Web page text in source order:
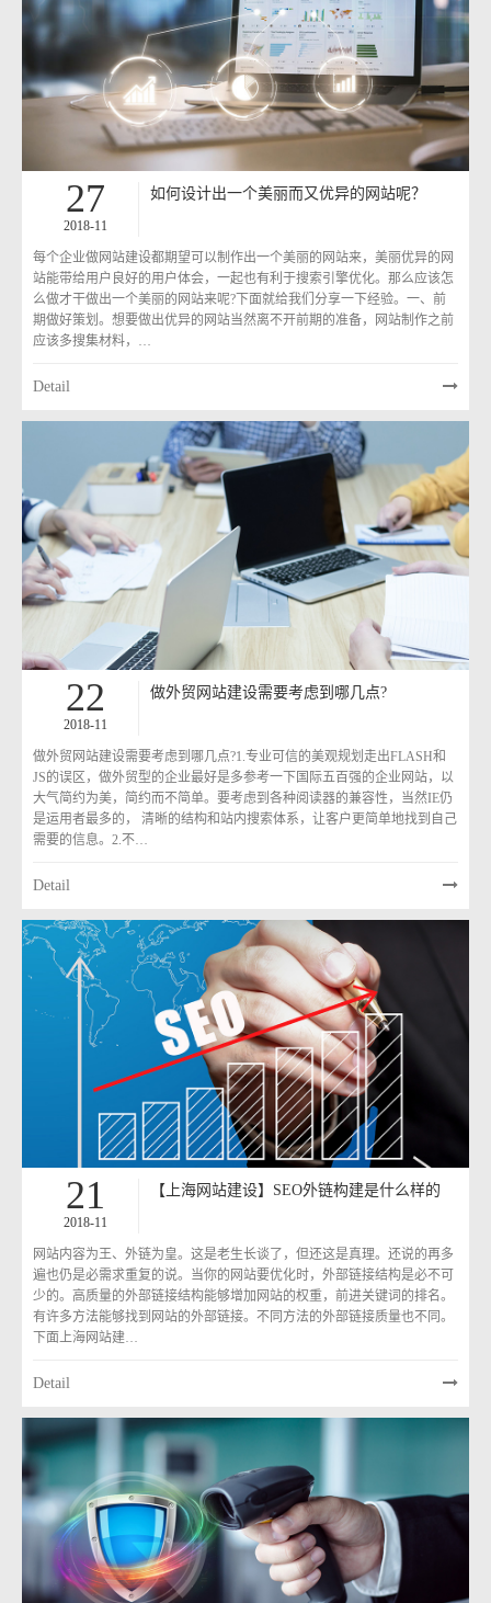
27
2018-11
如何设计出一个美丽而又优异的网站呢？
每个企业做网站建设都期望可以制作出一个美丽的网站来，美丽优异的网
站能带给用户良好的用户体会，一起也有利于搜索引擎优化。那么应该怎
么做才干做出一个美丽的网站来呢?下面就给我们分享一下经验。一、前
期做好策划。想要做出优异的网站当然离不开前期的准备，网站制作之前
应该多搜集材料，…
Detail
22
2018-11
做外贸网站建设需要考虑到哪几点?
做外贸网站建设需要考虑到哪几点?1.专业可信的美观规划走出FLASH和
JS的误区，做外贸型的企业最好是多参考一下国际五百强的企业网站，以
大气简约为美，简约而不简单。要考虑到各种阅读器的兼容性，当然IE仍
是运用者最多的， 清晰的结构和站内搜索体系，让客户更简单地找到自己
需要的信息。2.不…
Detail
21
2018-11
【上海网站建设】SEO外链构建是什么样的
网站内容为王、外链为皇。这是老生长谈了，但还这是真理。还说的再多
遍也仍是必需求重复的说。当你的网站要优化时，外部链接结构是必不可
少的。高质量的外部链接结构能够增加网站的权重，前进关键词的排名。
有许多方法能够找到网站的外部链接。不同方法的外部链接质量也不同。
下面上海网站建…
Detail